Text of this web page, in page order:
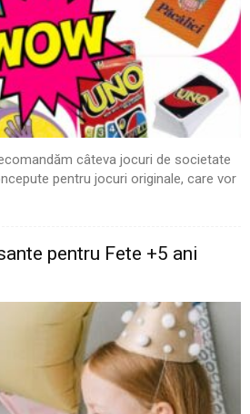
câteva jocuri de societate
pentru jocuri originale, care vor
pentru Fete +5 ani